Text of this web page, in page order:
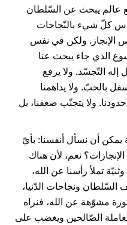
عالم يبحث عن السّلطان
كلّ شيء بالنّجاحات
هوس الإنجاز. ولكن في نفس
الذي جاء يبحث عنا
إله التّجسّد. ولا يرفع
بالحبّ. ولا يداهمنا
ولا يتجنّب ضعفنا، بل
يمكن أن نسأل أنفسنا: بأيّ
نعم، لأن هناك
تملأ رأسنا عن الله،
السّلطان ونجاحات الدّنيا،
مشوّهة عن الله، فنراه
الصّالحين ويغضب على